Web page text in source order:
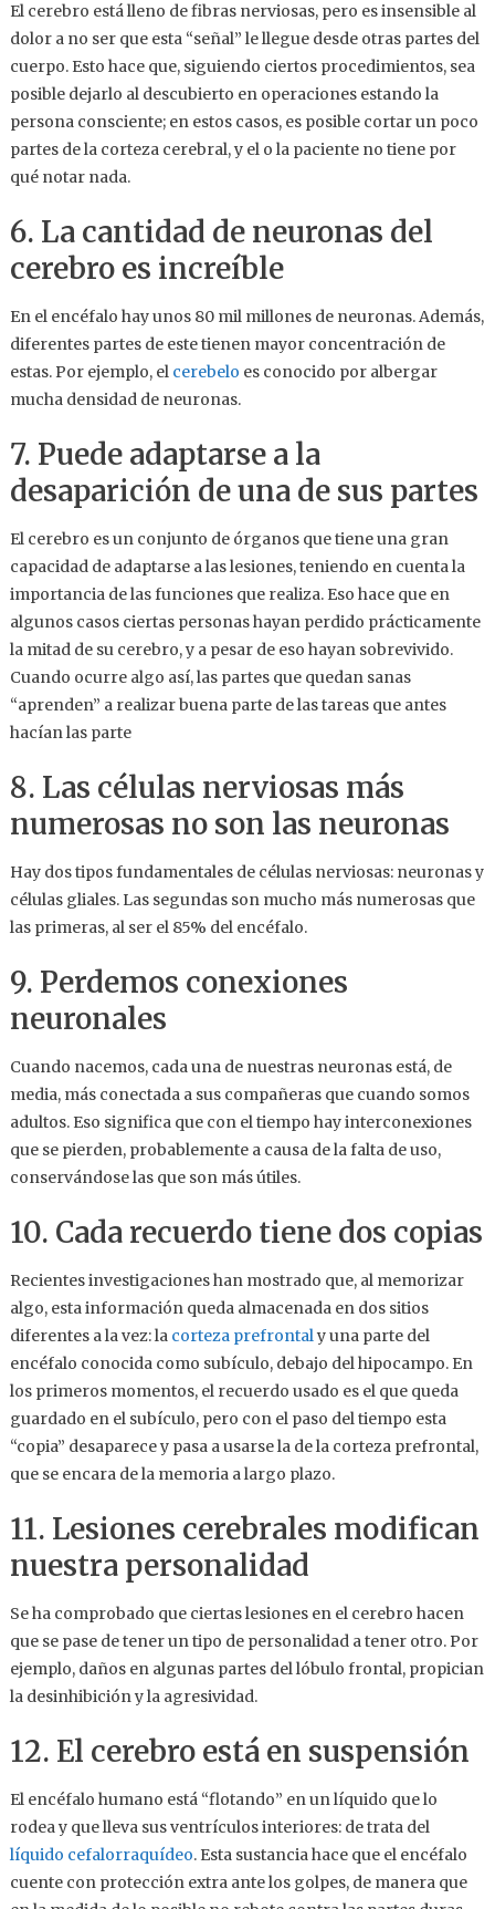
El cerebro está lleno de fibras nerviosas, pero es insensible al
dolor a no ser que esta “señal” le llegue desde otras partes del
cuerpo. Esto hace que, siguiendo ciertos procedimientos, sea
posible dejarlo al descubierto en operaciones estando la
persona consciente; en estos casos, es posible cortar un poco
partes de la corteza cerebral, y el o la paciente no tiene por
qué notar nada.
6. La cantidad de neuronas del
cerebro es increíble
En el encéfalo hay unos 80 mil millones de neuronas. Además,
diferentes partes de este tienen mayor concentración de
estas. Por ejemplo, el cerebelo es conocido por albergar
mucha densidad de neuronas.
7. Puede adaptarse a la
desaparición de una de sus partes
El cerebro es un conjunto de órganos que tiene una gran
capacidad de adaptarse a las lesiones, teniendo en cuenta la
importancia de las funciones que realiza. Eso hace que en
algunos casos ciertas personas hayan perdido prácticamente
la mitad de su cerebro, y a pesar de eso hayan sobrevivido.
Cuando ocurre algo así, las partes que quedan sanas
“aprenden” a realizar buena parte de las tareas que antes
hacían las parte
8. Las células nerviosas más
numerosas no son las neuronas
Hay dos tipos fundamentales de células nerviosas: neuronas y
células gliales. Las segundas son mucho más numerosas que
las primeras, al ser el 85% del encéfalo.
9. Perdemos conexiones
neuronales
Cuando nacemos, cada una de nuestras neuronas está, de
media, más conectada a sus compañeras que cuando somos
adultos. Eso significa que con el tiempo hay interconexiones
que se pierden, probablemente a causa de la falta de uso,
conservándose las que son más útiles.
10. Cada recuerdo tiene dos copias
Recientes investigaciones han mostrado que, al memorizar
algo, esta información queda almacenada en dos sitios
diferentes a la vez: la corteza prefrontaly una parte del
encéfalo conocida como subículo, debajo del hipocampo. En
los primeros momentos, el recuerdo usado es el que queda
guardado en el subículo, pero con el paso del tiempo esta
“copia” desaparece y pasa a usarse la de la corteza prefrontal,
que se encara de la memoria a largo plazo.
11. Lesiones cerebrales modifican
nuestra personalidad
Se ha comprobado que ciertas lesiones en el cerebro hacen
que se pase de tener un tipo de personalidad a tener otro. Por
ejemplo, daños en algunas partes del lóbulo frontal, propician
la desinhibición y la agresividad.
12. El cerebro está en suspensión
El encéfalo humano está “flotando” en un líquido que lo
rodea y que lleva sus ventrículos interiores: de trata del
líquido cefalorraquídeo. Esta sustancia hace que el encéfalo
cuente con protección extra ante los golpes, de manera que